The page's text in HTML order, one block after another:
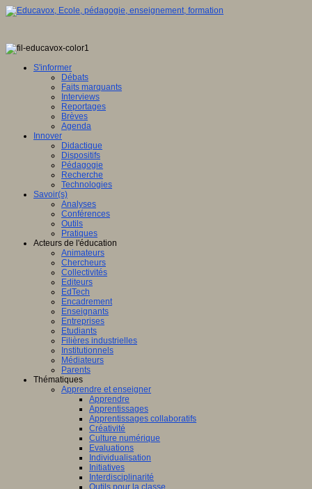
S'informer
Débats
Faits marquants
Interviews
Reportages
Brèves
Agenda
Innover
Didactique
Dispositifs
Pédagogie
Recherche
Technologies
Savoir(s)
Analyses
Conférences
Outils
Pratiques
Acteurs de l'éducation
Animateurs
Chercheurs
Collectivités
Editeurs
EdTech
Encadrement
Enseignants
Entreprises
Etudiants
Filières industrielles
Institutionnels
Médiateurs
Parents
Thématiques
Apprendre et enseigner
Apprendre
Apprentissages
Apprentissages collaboratifs
Créativité
Culture numérique
Evaluations
Individualisation
Initiatives
Interdisciplinarité
Outils pour la classe